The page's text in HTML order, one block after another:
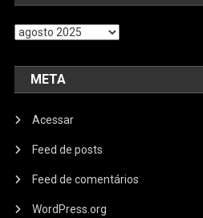
Arquivos
META
Acessar
Feed de posts
Feed de comentários
WordPress.org